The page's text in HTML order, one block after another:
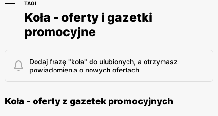
TAGI
Koła - oferty i gazetki
promocyjne
Dodaj frazę "koła" do ulubionych, a otrzymasz
powiadomienia o nowych ofertach
Koła - oferty z gazetek promocyjnych